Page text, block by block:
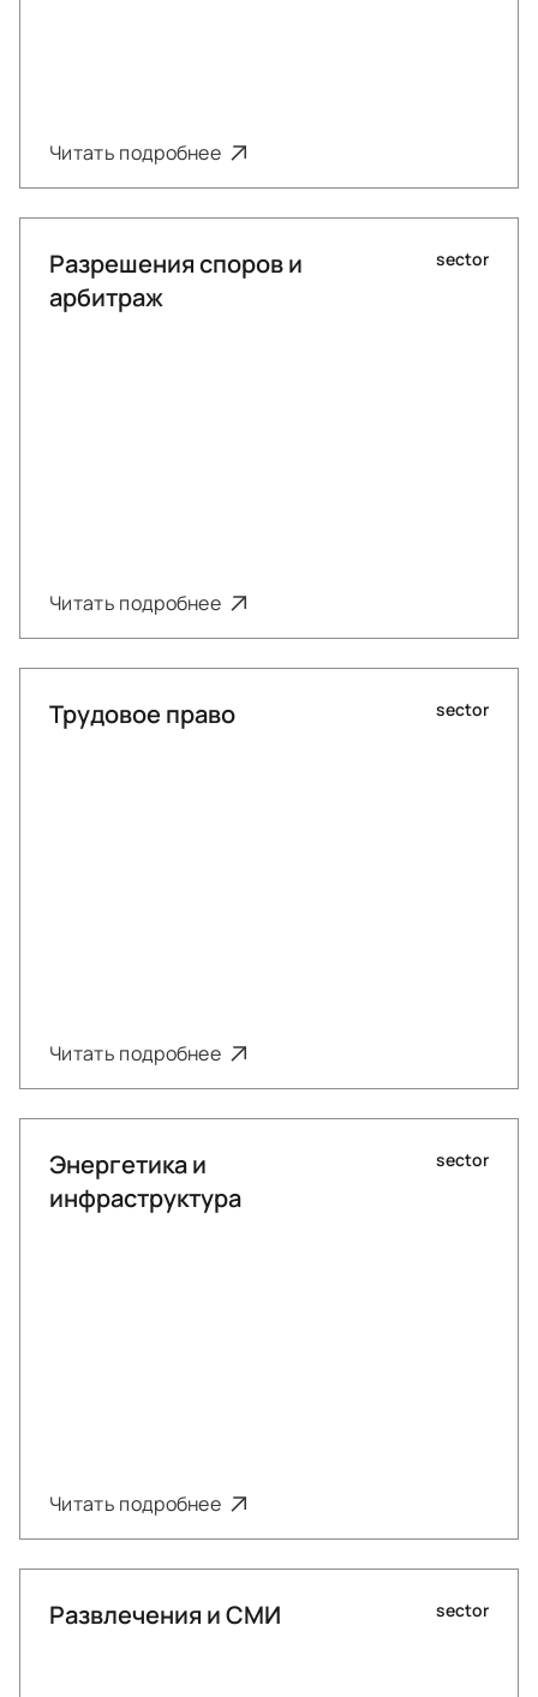
Читать подробнее
Разрешения споров и
арбитраж
sector
Читать подробнее
Трудовое право sector
Читать подробнее
Энергетика и
инфраструктура
sector
Читать подробнее
Развлечения и СМИ sector